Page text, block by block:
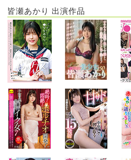
皆瀬あかり 出演作品